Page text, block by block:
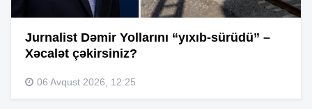
Jurnalist Dəmir Yollarını “yıxıb-sürüdü” –
Xəcalət çəkirsiniz?
06 Avqust 2026, 12:25